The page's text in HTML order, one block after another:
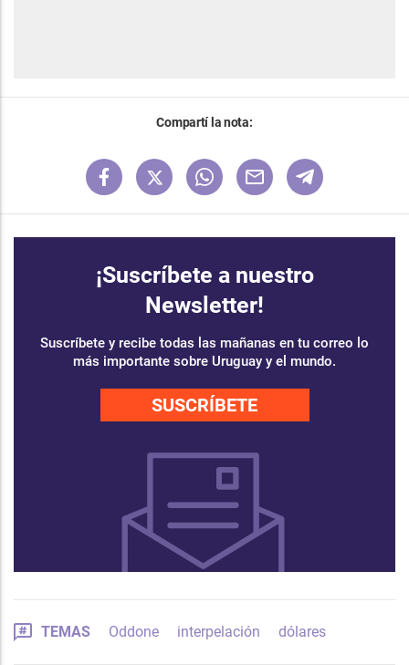
Compartí la nota:
¡Suscríbete a nuestro
Newsletter!
Suscríbete y recibe todas las mañanas en tu correo lo
más importante sobre Uruguay y el mundo.
SUSCRÍBETE
TEMAS Oddone interpelación dólares